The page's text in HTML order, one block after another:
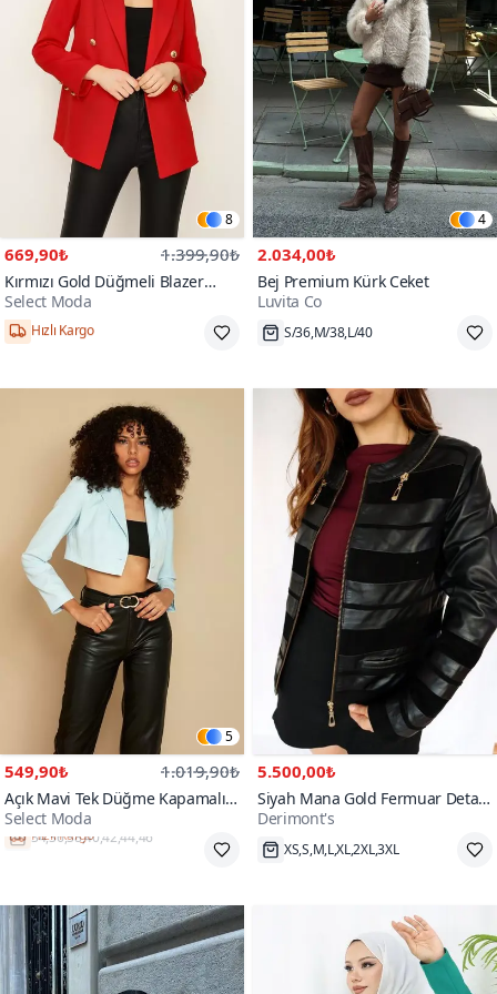
8
669,90₺ 1.399,90₺
Kırmızı Gold Düğmeli Blazer
Ceket
Select Moda
Hızlı Kargo
4
2.034,00₺
Bej Premium Kürk Ceket
Luvita Co
S/36,M/38,L/40
5
549,90₺ 1.019,90₺
Açık Mavi Tek Düğme Kapamalı
Crop Blazer Ceket
Select Moda
Hızlı Kargo
5.500,00₺
Siyah Mana Gold Fermuar Detay
Süet Hakiki Deri Ceket
Derimont's
XS,S,M,L,XL,2XL,3XL